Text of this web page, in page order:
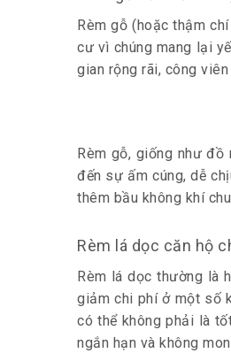
Rèm gỗ (hoặc thậm
cư vì chúng mang lại
gian rộng rãi, công
Rèm gỗ, giống như đồ
đến sự ấm cúng, dễ
thêm bầu không khí
Rèm lá dọc căn hộ
Rèm lá dọc thường là
giảm chi phí ở một số
có thể không phải là
ngắn hạn và không